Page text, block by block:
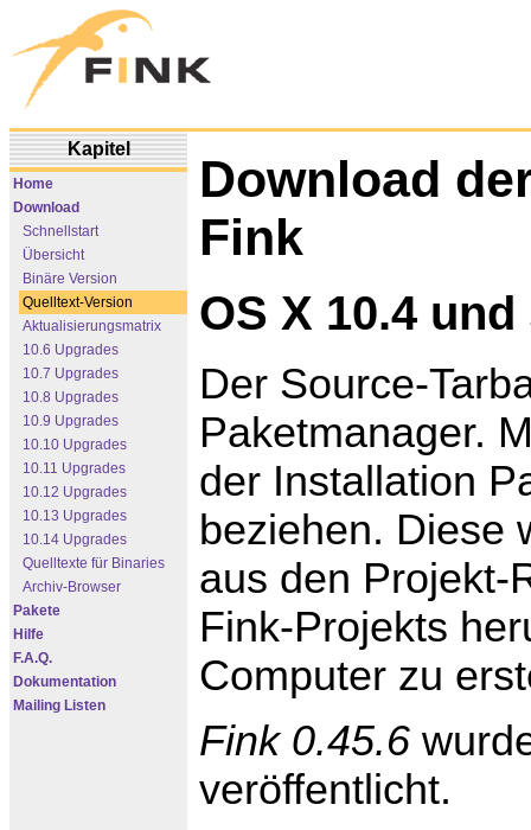
Kapitel
Home
Download
Schnellstart
Übersicht
Binäre Version
Quelltext-Version
Aktualisierungsmatrix
10.6 Upgrades
10.7 Upgrades
10.8 Upgrades
10.9 Upgrades
10.10 Upgrades
10.11 Upgrades
10.12 Upgrades
10.13 Upgrades
10.14 Upgrades
Quelltexte für Binaries
Archiv-Browser
Pakete
Hilfe
F.A.Q.
Dokumentation
Mailing Listen
Download
Fink
OS X 10.4
Der Source-
Paketmanager.
der Installation
beziehen. Diese
aus den Projekt-
Fink-Projekts
Computer zu
Fink 0.45.6
veröffentlicht.